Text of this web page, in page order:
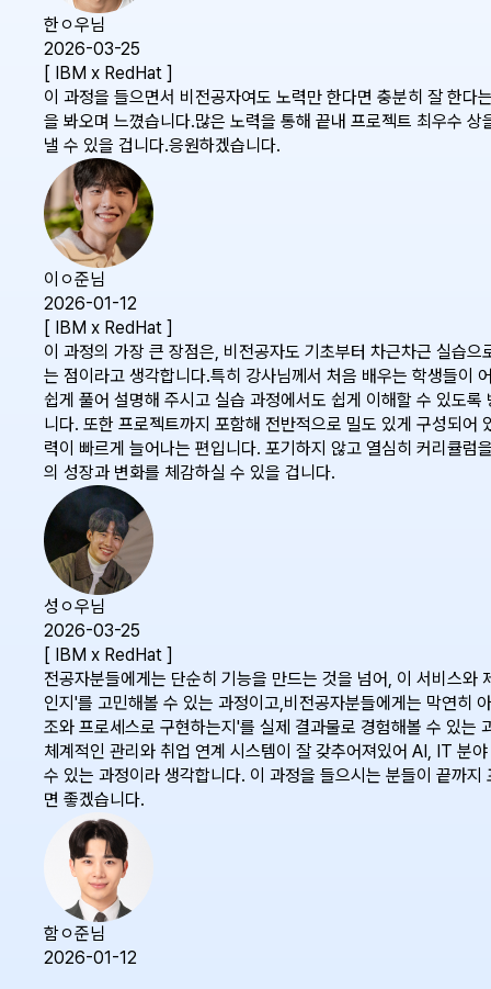
한ㅇ우님
2026-03-25
[ IBM x RedHat ]
이 과정을 들으면서 비전공자여도 노력만 한다면 충분히 잘 한다
을 봐오며 느꼈습니다.많은 노력을 통해 끝내 프로젝트 최우수
낼 수 있을 겁니다.응원하겠습니다.
이ㅇ준님
2026-01-12
[ IBM x RedHat ]
이 과정의 가장 큰 장점은, 비전공자도 기초부터 차근차근 실습
는 점이라고 생각합니다.특히 강사님께서 처음 배우는 학생들이
쉽게 풀어 설명해 주시고 실습 과정에서도 쉽게 이해할 수 있도
니다. 또한 프로젝트까지 포함해 전반적으로 밀도 있게 구성되어
력이 빠르게 늘어나는 편입니다. 포기하지 않고 열심히 커리큘럼
의 성장과 변화를 체감하실 수 있을 겁니다.
성ㅇ우님
2026-03-25
[ IBM x RedHat ]
전공자분들에게는 단순히 기능을 만드는 것을 넘어, 이 서비스와
인지'를 고민해볼 수 있는 과정이고,비전공자분들에게는 막연히
조와 프로세스로 구현하는지'를 실제 결과물로 경험해볼 수 있는
체계적인 관리와 취업 연계 시스템이 잘 갖추어져있어 AI, IT 분
수 있는 과정이라 생각합니다. 이 과정을 들으시는 분들이 끝까
면 좋겠습니다.
함ㅇ준님
2026-01-12